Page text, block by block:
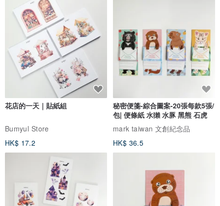
花店的一天｜貼紙組
Bumyul Store
HK$ 17.2
秘密便箋-綜合圖案-20張每款5張/
包| 便條紙 水獺 水豚 黑熊 石虎
mark taiwan 文創紀念品
HK$ 36.5